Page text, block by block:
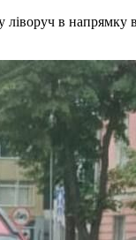
в напрямку